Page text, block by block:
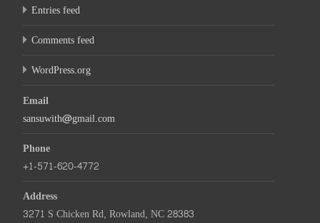
Entries feed
Comments feed
WordPress.org
Email
sansuwith@gmail.com
Phone
+1-571-620-4772
Address
3271 S Chicken Rd, Rowland, NC 28383